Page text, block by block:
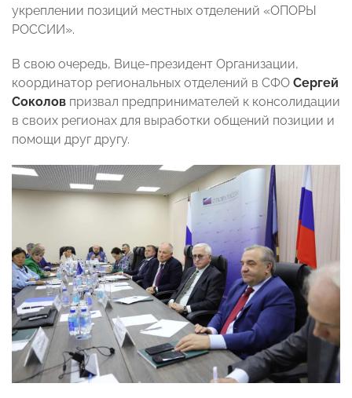
укреплении позиций местных отделений «ОПОРЫ
РОССИИ».
В свою очередь, Вице-президент Организации,
координатор региональных отделений в СФО Сергей
Соколов призвал предпринимателей к консолидации
в своих регионах для выработки общений позиции и
помощи друг другу.